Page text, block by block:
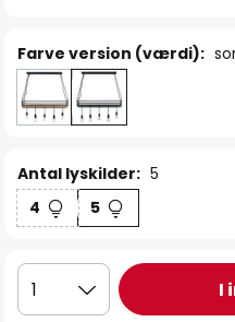
Farve version (værdi):
Antal lyskilder: 5
4
5
1 I